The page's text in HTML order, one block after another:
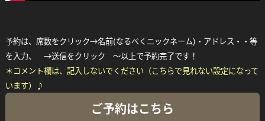
予約は、席数をクリック→名前(なるべくニックネーム)・アドレス・・等
を入力、 →送信をクリック ～以上で予約完了です！
＊コメント欄は、記入しないでください（こちらで見れない設定になって
います）♪
ご予約はこちら